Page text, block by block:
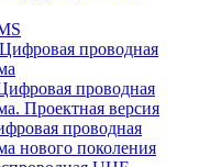
проводная
проводная
Проектная версия
проводная
нового поколения